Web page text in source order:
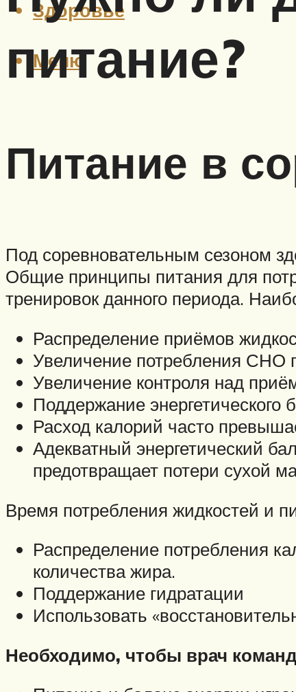
Здоровье
Меню
питание?
Питание в
Под соревновательным сезоном
Общие принципы питания для
тренировок данного периода.
Распределение приёмов
Увеличение потребления СНО
Увеличение контроля над
Поддержание энергетического
Расход калорий часто
Адекватный энергетический
предотвращает потери сухой
Время потребления жидкостей и
Распределение потребления
количества жира.
Поддержание гидратации
Использовать
Необходимо, чтобы врач